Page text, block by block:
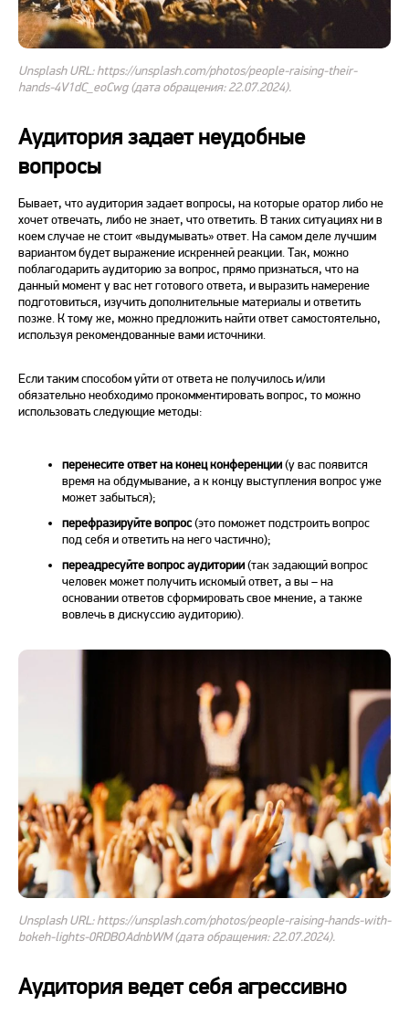
Unsplash URL: https://unsplash.com/photos/people-raising-their-
hands-4V1dC_eoCwg (дата обращения: 22.07.2024).
Аудитория задает неудобные
вопросы
Бывает, что аудитория задает вопросы, на которые оратор либо не
хочет отвечать, либо не знает, что ответить. В таких ситуациях ни в
коем случае не стоит «выдумывать» ответ. На самом деле лучшим
вариантом будет выражение искренней реакции. Так, можно
поблагодарить аудиторию за вопрос, прямо признаться, что на
данный момент у вас нет готового ответа, и выразить намерение
подготовиться, изучить дополнительные материалы и ответить
позже. К тому же, можно предложить найти ответ самостоятельно,
используя рекомендованные вами источники.
Если таким способом уйти от ответа не получилось и/или
обязательно необходимо прокомментировать вопрос, то можно
использовать следующие методы:
перенесите ответ на конец конференции(у вас появится
время на обдумывание, а к концу выступления вопрос уже
может забыться);
перефразируйте вопрос(это поможет подстроить вопрос
под себя и ответить на него частично);
переадресуйте вопрос аудитории(так задающий вопрос
человек может получить искомый ответ, а вы – на
основании ответов сформировать свое мнение, а также
вовлечь в дискуссию аудиторию).
Unsplash URL: https://unsplash.com/photos/people-raising-hands-with-
bokeh-lights-0RDBOAdnbWM (дата обращения: 22.07.2024).
Аудитория ведет себя агрессивно